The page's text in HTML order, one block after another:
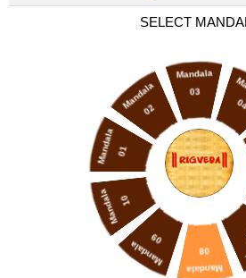
SELECT
Mandala 01
Mandala
02
Mandala
03
Mandala
08
Mandala
09
Mandala 10